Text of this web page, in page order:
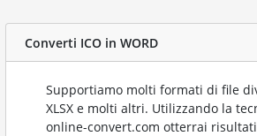
Converti ICO in WORD
Supportiamo molti formati di file
XLSX e molti altri. Utilizzando la
online-convert.com otterrai